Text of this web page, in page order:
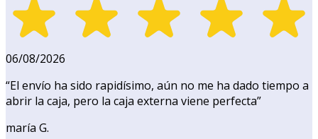
06/08/2026
“El envío ha sido rapidísimo, aún no me ha dado tiempo a
abrir la caja, pero la caja externa viene perfecta”
maría G.